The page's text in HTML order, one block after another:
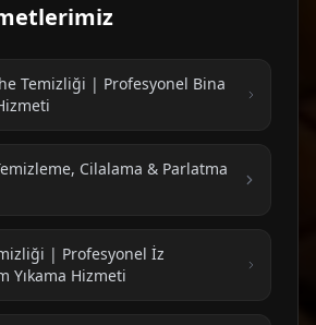
Temizliği | Profesyonel Bina
Cilalama & Parlatma
| Profesyonel İz
Yıkama Hizmeti